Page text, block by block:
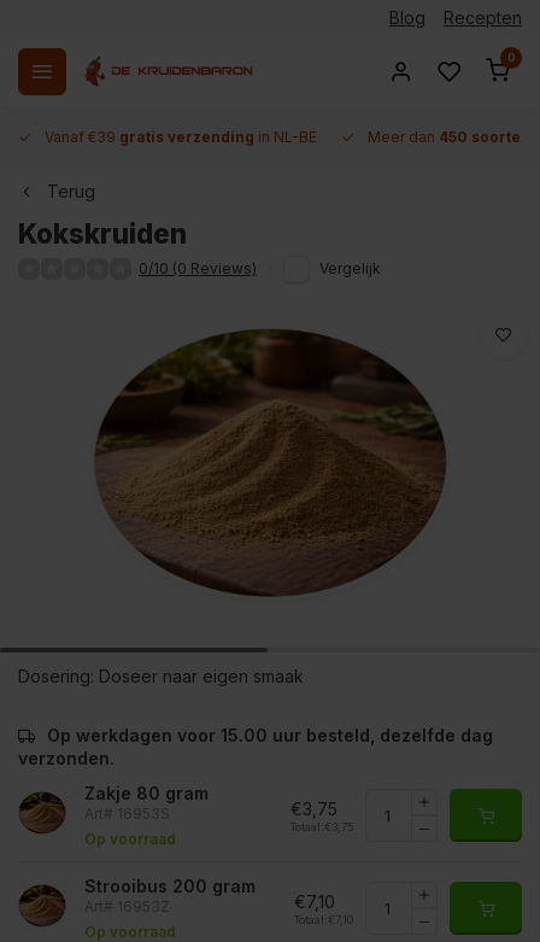
Blog Recepten
0
Vanaf €39 gratis verzending in NL-BE Meer dan 450 soorten
Terug
Kokskruiden
0/10 (0 Reviews) Vergelijk
Dosering: Doseer naar eigen smaak
Op werkdagen voor 15.00 uur besteld, dezelfde dag
verzonden.
Zakje 80 gram
Art# 16953S
Op voorraad
€3,75
Totaal: €3,75
Strooibus 200 gram
Art# 16953Z
Op voorraad
€7,10
Totaal: €7,10